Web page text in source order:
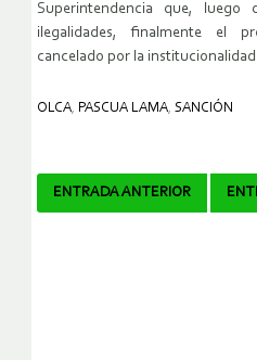
Superintendencia que, luego
ilegalidades, finalmente el
cancelado por la
OLCA, PASCUA LAMA, SANCIÓN
Navegador
ENTRADA ANTERIOR